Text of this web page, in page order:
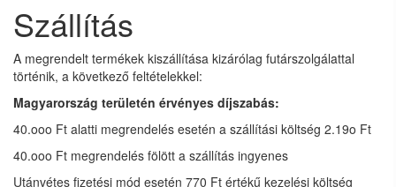
Szállítás
A megrendelt termékek kiszállítása kizárólag futárszolgálattal
történik, a következő feltételekkel:
Magyarország területén érvényes díjszabás:
40.ooo Ft alatti megrendelés esetén a szállítási költség 2.19o Ft
40.ooo Ft megrendelés fölött a szállítás ingyenes
Utánvétes fizetési mód esetén 770 Ft értékű kezelési költség